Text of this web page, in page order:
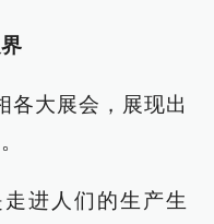
各大展会，展现出
进人们的生产生